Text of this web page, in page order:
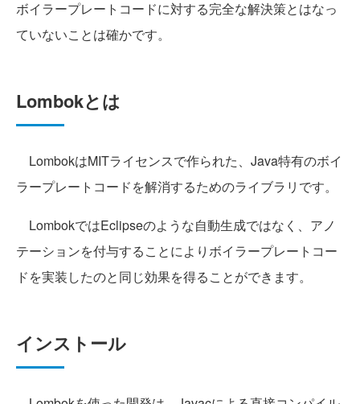
ボイラープレートコードに対する完全な解決策とはなっ
ていないことは確かです。
Lombokとは
LombokはMITライセンスで作られた、Java特有のボイ
ラープレートコードを解消するためのライブラリです。
LombokではEclipseのような自動生成ではなく、アノ
テーションを付与することによりボイラープレートコー
ドを実装したのと同じ効果を得ることができます。
インストール